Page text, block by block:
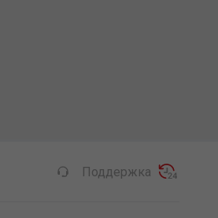
Поддержка